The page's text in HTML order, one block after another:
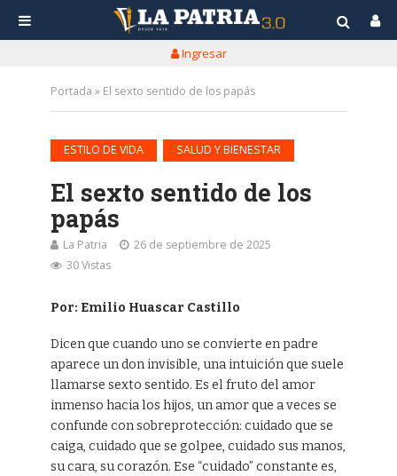
Ingresar
Portada » El sexto sentido de los papás
ESTILO DE VIDA SALUD Y BIENESTAR
El sexto sentido de los
papás
La Patria
26 de septiembre de 2025
30 Vistas
Por: Emilio Huascar Castillo
Dicen que cuando uno se convierte en padre
aparece un don invisible, una intuición que suele
llamarse sexto sentido. Es el fruto del amor
inmenso hacia los hijos, un amor que a veces se
confunde con sobreprotección: cuidado que se
caiga, cuidado que se golpee, cuidado sus manos,
su cara, su corazón. Ese “cuidado” constante es,